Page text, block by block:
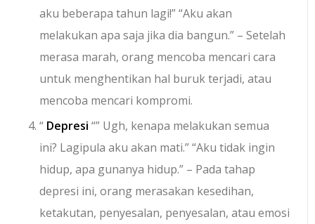
aku beberapa tahun lagi!” “Aku akan
melakukan apa saja jika dia bangun.” – Setelah
merasa marah, orang mencoba mencari cara
untuk menghentikan hal buruk terjadi, atau
mencoba mencari kompromi.
“ Depresi “” Ugh, kenapa melakukan semua
ini? Lagipula aku akan mati.” “Aku tidak ingin
hidup, apa gunanya hidup.” – Pada tahap
depresi ini, orang merasakan kesedihan,
ketakutan, penyesalan, penyesalan, atau emosi